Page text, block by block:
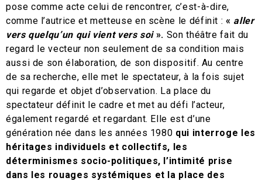
pose comme acte celui de rencontrer, c’est-à-dire,
comme l’autrice et metteuse en scène le définit :« aller
vers quelqu’un qui vient vers soi ». Son théâtre fait du
regard le vecteur non seulement de sa condition mais
aussi de son élaboration, de son dispositif. Au centre
de sa recherche, elle met le spectateur, à la fois sujet
qui regarde et objet d’observation. La place du
spectateur définit le cadre et met au défi l’acteur,
également regardé et regardant. Elle est d’une
génération née dans les années 1980 qui interroge les
héritages individuels et collectifs, les
déterminismes socio-politiques, l’intimité prise
dans les rouages systémiques et la place des